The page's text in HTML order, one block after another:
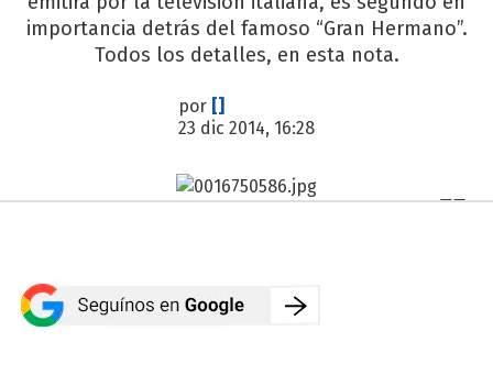
importancia detrás del famoso “Gran Hermano”.
Todos los detalles, en esta nota.
por []
23 dic 2014, 16:28